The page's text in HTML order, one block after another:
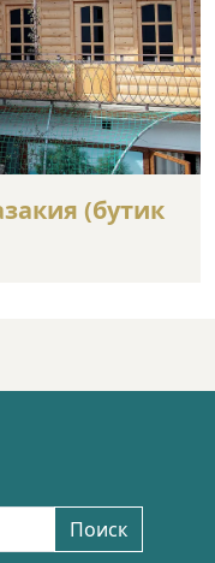
(бутик
Поиск